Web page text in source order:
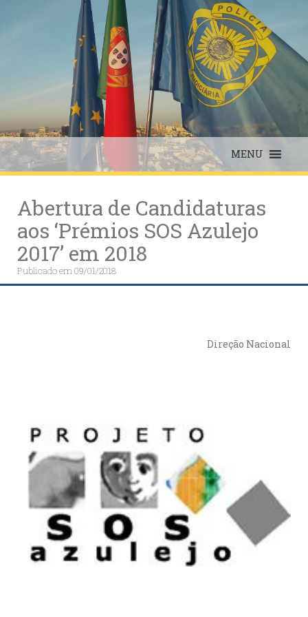
MENU
Abertura de Candidaturas
aos ‘Prémios SOS Azulejo
2017’ em 2018
Publicado em09/01/2018
Direção Nacional